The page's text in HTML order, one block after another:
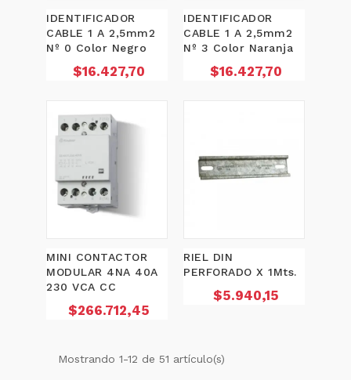
IDENTIFICADOR
CABLE 1 A 2,5mm2
Nº 0 Color Negro
Precio
$16.427,70
IDENTIFICADOR
CABLE 1 A 2,5mm2
Nº 3 Color Naranja
Precio
$16.427,70
MINI CONTACTOR
MODULAR 4NA 40A
230 VCA CC
Precio
$266.712,45
RIEL DIN
PERFORADO X 1Mts.
Precio
$5.940,15
Mostrando 1-12 de 51 artículo(s)